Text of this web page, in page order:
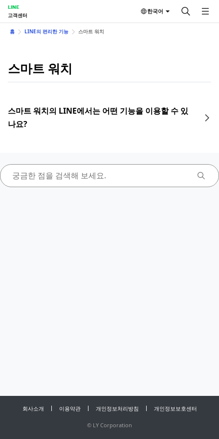
LINE
고객센터
한국어
홈 LINE의 편리한 기능 스마트 워치
스마트 워치
스마트 워치의 LINE에서는 어떤 기능을 이용할 수 있
나요?
회사소개 이용약관 개인정보처리방침 개인정보보호센터
© LY Corporation